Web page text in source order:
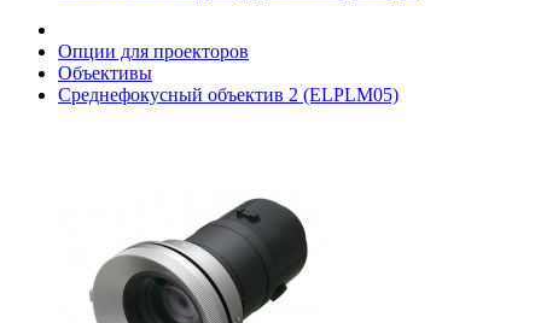
Опции для проекторов
Объективы
Среднефокусный объектив 2 (ELPLM05)